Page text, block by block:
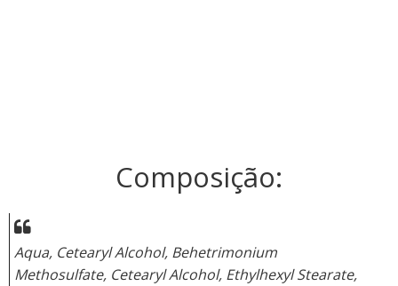
Composição:
Aqua, Cetearyl Alcohol, Behetrimonium
Methosulfate, Cetearyl Alcohol, Ethylhexyl Stearate,